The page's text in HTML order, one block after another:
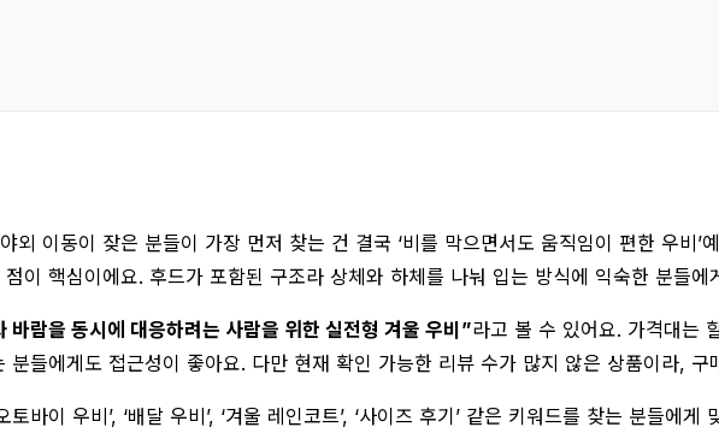
외 이동이 잦은 분들이 가장 먼저 찾는 건 결국 ‘비를 막으면서도 움직임이 편한 우비
이 핵심이에요. 후드가 포함된 구조라 상체와 하체를 나눠 입는 방식에 익숙한 분들에
바람을 동시에 대응하려는 사람을 위한 실전형 겨울 우비”라고 볼 수 있어요. 가격대는
분들에게도 접근성이 좋아요. 다만 현재 확인 가능한 리뷰 수가 많지 않은 상품이라,
토바이 우비’, ‘배달 우비’, ‘겨울 레인코트’, ‘사이즈 후기’ 같은 키워드를 찾는 분들